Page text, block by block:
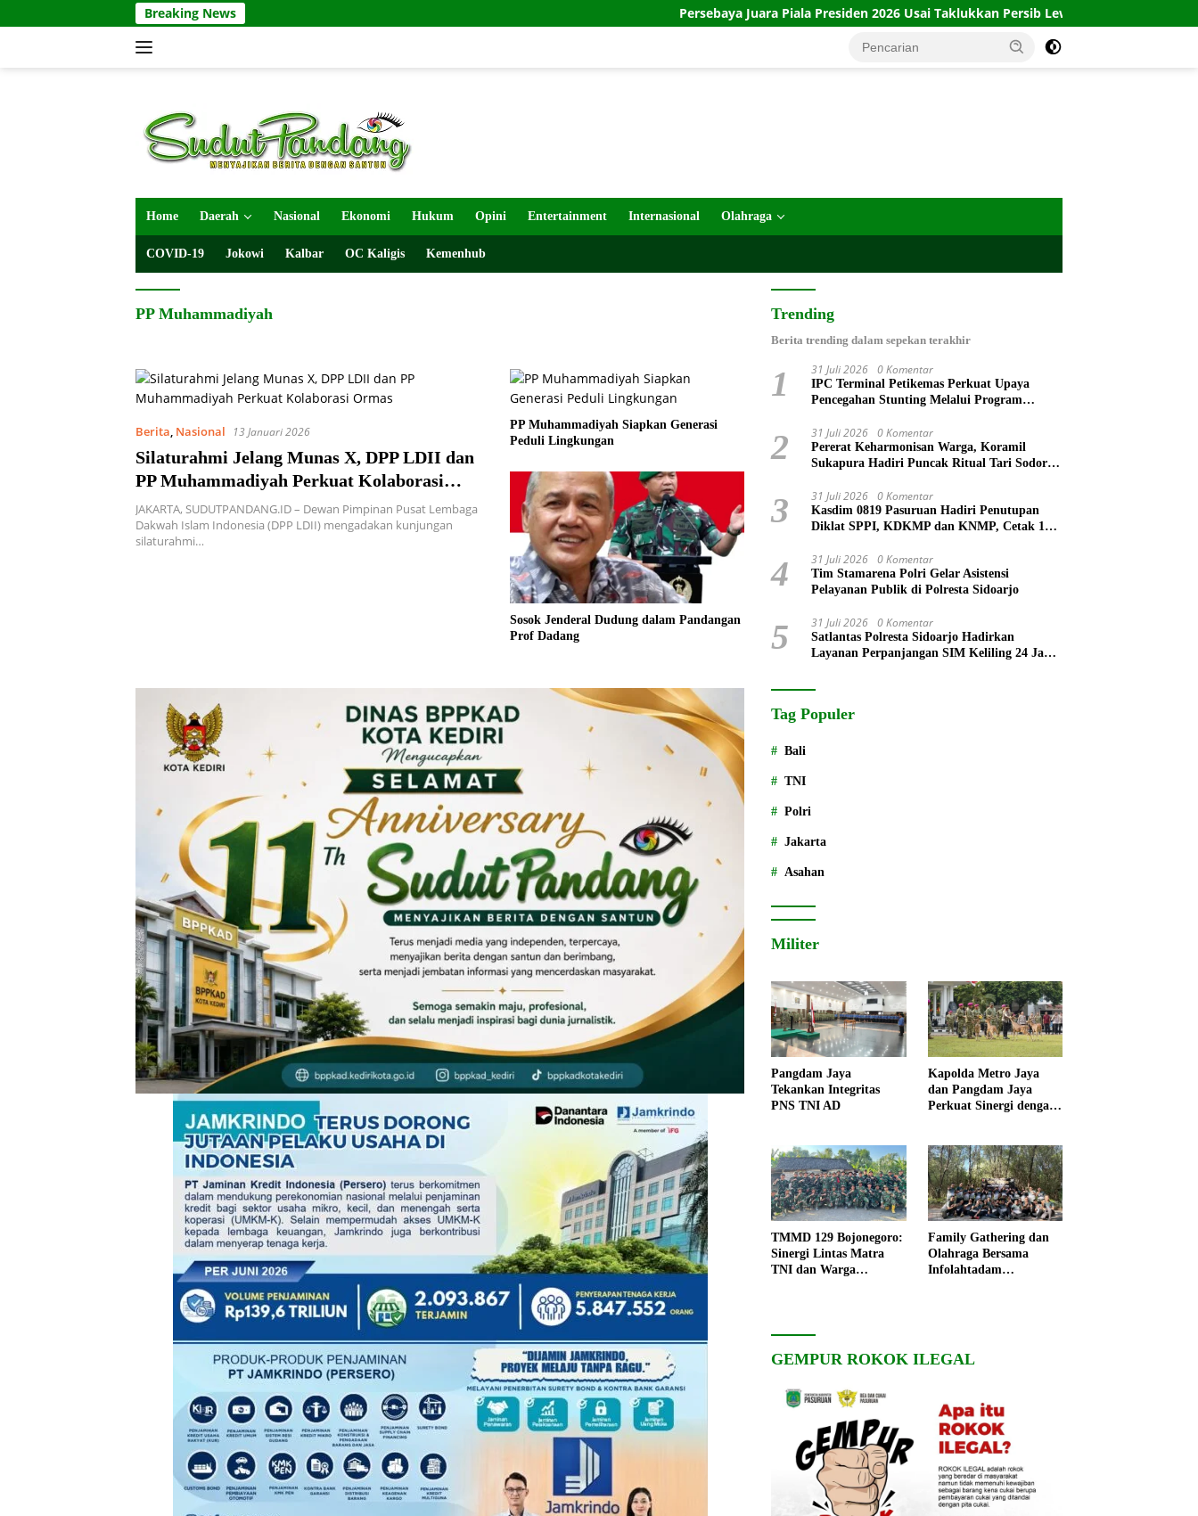
ke
Breaking News Persebaya Juara Piala Presiden 2026 Usai Taklukkan Persib Lewat Adu Penalti
Home Daerah Nasional Ekonomi Hukum Opini Entertainment Internasional Olahraga
COVID-19 Jokowi Kalbar OC Kaligis Kemenhub
PP Muhammadiyah
Berita, Nasional 13 Januari 2026
Silaturahmi Jelang Munas X, DPP LDII dan
PP Muhammadiyah Perkuat Kolaborasi
Ormas
JAKARTA, SUDUTPANDANG.ID – Dewan Pimpinan Pusat Lembaga
Dakwah Islam Indonesia (DPP LDII) mengadakan kunjungan
silaturahmi…
PP Muhammadiyah Siapkan Generasi
Peduli Lingkungan
Sosok Jenderal Dudung dalam Pandangan
Prof Dadang
Trending
Berita trending dalam sepekan terakhir
1 31 Juli 2026 0 Komentar
IPC Terminal Petikemas Perkuat Upaya
Pencegahan Stunting Melalui Program
2 31 Juli 2026 0 Komentar
Pererat Keharmonisan Warga, Koramil
Sukapura Hadiri Puncak Ritual Tari Sodoran
3 31 Juli 2026 0 Komentar
Kasdim 0819 Pasuruan Hadiri Penutupan
Diklat SPPI, KDKMP dan KNMP, Cetak 172
4 31 Juli 2026 0 Komentar
Tim Stamarena Polri Gelar Asistensi
Pelayanan Publik di Polresta Sidoarjo
5 31 Juli 2026 0 Komentar
Satlantas Polresta Sidoarjo Hadirkan
Layanan Perpanjangan SIM Keliling 24 Jam
Tag Populer
Bali
TNI
Polri
Jakarta
Asahan
Militer
Pangdam Jaya
Tekankan Integritas
PNS TNI AD
Kapolda Metro Jaya
dan Pangdam Jaya
Perkuat Sinergi dengan
TMMD 129 Bojonegoro:
Sinergi Lintas Matra
TNI dan Warga
Family Gathering dan
Olahraga Bersama
Infolahtadam
GEMPUR ROKOK ILEGAL